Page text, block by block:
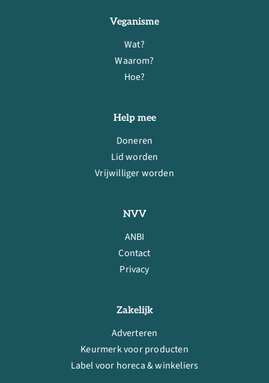
Veganisme
Wat?
Waarom?
Hoe?
Help mee
Doneren
Lid worden
Vrijwilliger worden
NVV
ANBI
Contact
Privacy
Zakelijk
Adverteren
Keurmerk voor producten
Label voor horeca & winkeliers